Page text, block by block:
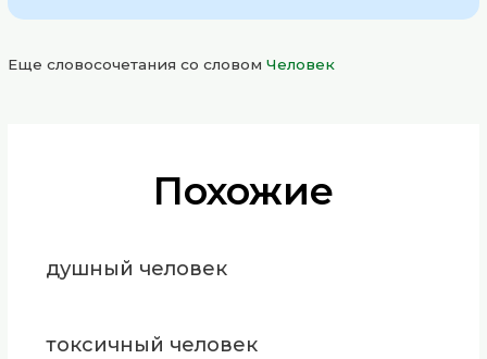
Еще словосочетания со словомЧеловек
Похожие
душный человек
токсичный человек